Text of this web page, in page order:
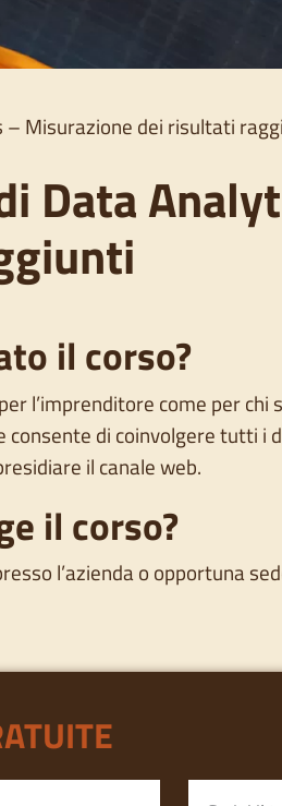
Misurazione dei risultati
Data
il corso?
l’imprenditore come per chi
consente di coinvolgere tutti
il canale web.
il corso?
l’azienda o opportuna